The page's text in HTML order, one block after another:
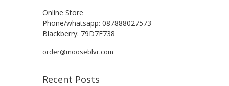
Online Store
Phone/whatsapp: 087888027573
Blackberry: 79D7F738
order@mooseblvr.com
Recent Posts